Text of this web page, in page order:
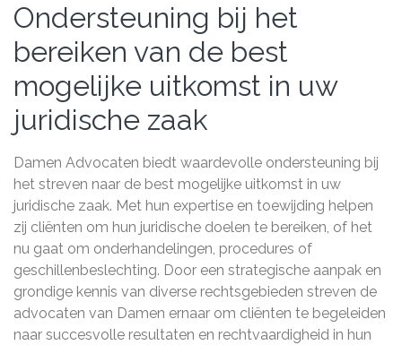
Ondersteuning bij het
bereiken van de best
mogelijke uitkomst in uw
juridische zaak
Damen Advocaten biedt waardevolle ondersteuning bij
het streven naar de best mogelijke uitkomst in uw
juridische zaak. Met hun expertise en toewijding helpen
zij cliënten om hun juridische doelen te bereiken, of het
nu gaat om onderhandelingen, procedures of
geschillenbeslechting. Door een strategische aanpak en
grondige kennis van diverse rechtsgebieden streven de
advocaten van Damen ernaar om cliënten te begeleiden
naar succesvolle resultaten en rechtvaardigheid in hun